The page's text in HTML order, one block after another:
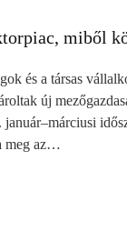
miből
és a társas
új
január–márciusi
meg az…